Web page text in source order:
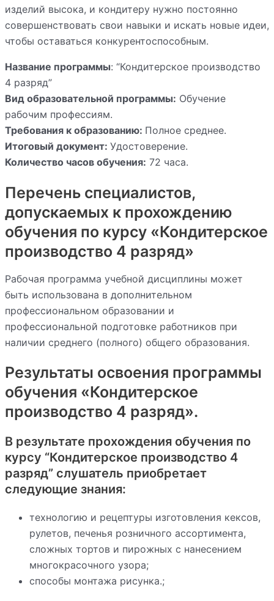
изделий высока, и кондитеру нужно постоянно
совершенствовать свои навыки и искать новые идеи,
чтобы оставаться конкурентоспособным.
Название программы: “Кондитерское производство
4 разряд”
Вид образовательной программы: Обучение
рабочим профессиям.
Требования к образованию: Полное среднее.
Итоговый документ: Удостоверение.
Количество часов обучения: 72 часа.
Перечень специалистов,
допускаемых к прохождению
обучения по курсу «Кондитерское
производство 4 разряд»
Рабочая программа учебной дисциплины может
быть использована в дополнительном
профессиональном образовании и
профессиональной подготовке работников при
наличии среднего (полного) общего образования.
Результаты освоения программы
обучения «Кондитерское
производство 4 разряд».
В результате прохождения обучения по
курсу “Кондитерское производство 4
разряд” слушатель приобретает
следующие знания:
технологию и рецептуры изготовления кексов,
рулетов, печенья розничного ассортимента,
сложных тортов и пирожных с нанесением
многокрасочного узора;
способы монтажа рисунка.;